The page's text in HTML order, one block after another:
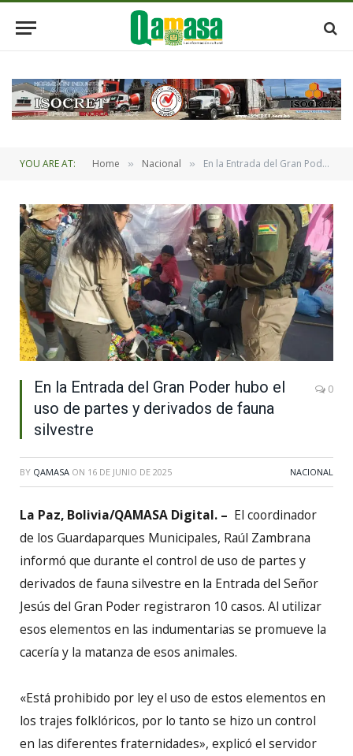
YOU ARE AT: Home » Nacional » En la Entrada del Gran Poder hubo el uso de partes y derivados de fauna silvestre
En la Entrada del Gran Poder hubo el
uso de partes y derivados de fauna
silvestre
0
BY QAMASA ON 16 DE JUNIO DE 2025 NACIONAL
La Paz, Bolivia/QAMASA Digital. – El coordinador
de los Guardaparques Municipales, Raúl Zambrana
informó que durante el control de uso de partes y
derivados de fauna silvestre en la Entrada del Señor
Jesús del Gran Poder registraron 10 casos. Al utilizar
esos elementos en las indumentarias se promueve la
cacería y la matanza de esos animales.
«Está prohibido por ley el uso de estos elementos en
los trajes folklóricos, por lo tanto se hizo un control
en las diferentes fraternidades», explicó el servidor